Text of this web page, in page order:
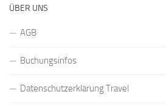
ÜBER UNS
AGB
Buchungsinfos
Datenschutzerklärung Travel